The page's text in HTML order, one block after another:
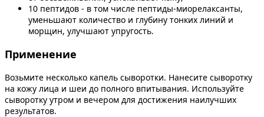
10 пептидов - в том числе пептиды-миорелаксанты,
уменьшают количество и глубину тонких линий и
морщин, улучшают упругость.
Применение
Возьмите несколько капель сыворотки. Нанесите сыворотку
на кожу лица и шеи до полного впитывания. Используйте
сыворотку утром и вечером для достижения наилучших
результатов.